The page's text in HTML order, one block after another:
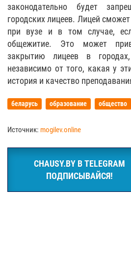
законодательно будет
городских лицеев. Лицей
при вузе и в том случае,
общежитие. Это может
закрытию лицеев в
независимо от того, какая у
история и качество
беларусь образование общество
Источник: mogilev.online
CHAUSY.BY В TELEGRAM
ПОДПИСЫВАЙСЯ!